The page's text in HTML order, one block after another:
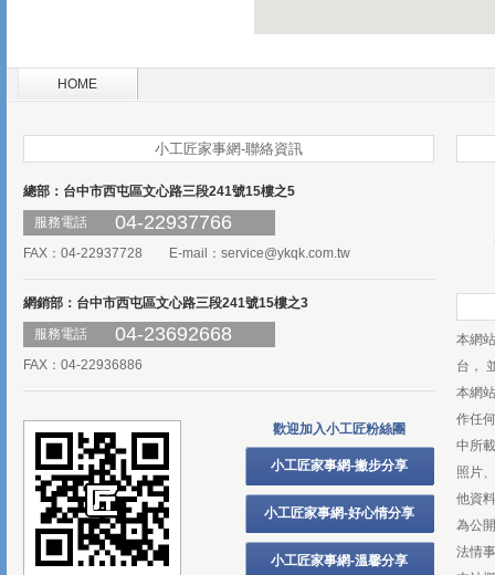
HOME
小工匠家事網-聯絡資訊
總部：台中市西屯區文心路三段241號15樓之5
服務電話
04-22937766
FAX：04-22937728 E-mail： service@ykqk.com.tw
網銷部：台中市西屯區文心路三段241號15樓之3
服務電話
04-23692668
FAX：04-22936886
歡迎加入小工匠粉絲團
小工匠家事網-撇步分享
小工匠家事網-好心情分享
小工匠家事網-溫馨分享
本網
台，
本網
作任
中所
照片
他資
為公
法情